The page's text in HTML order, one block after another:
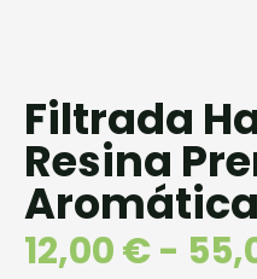
Filtrada
Resina
Aromática
12,00€-